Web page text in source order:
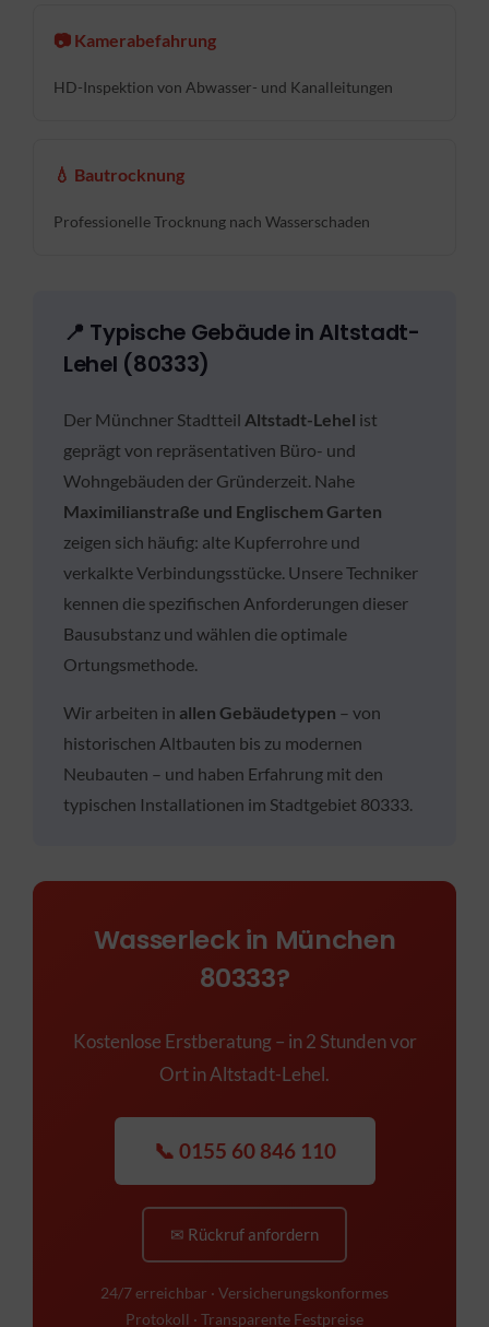
📷 Kamerabefahrung
HD-Inspektion von Abwasser- und Kanalleitungen
💧 Bautrocknung
Professionelle Trocknung nach Wasserschaden
📍 Typische Gebäude in Altstadt-
Lehel (80333)
Der Münchner Stadtteil Altstadt-Lehel ist
geprägt von repräsentativen Büro- und
Wohngebäuden der Gründerzeit. Nahe
Maximilianstraße und Englischem Garten
zeigen sich häufig: alte Kupferrohre und
verkalkte Verbindungsstücke. Unsere Techniker
kennen die spezifischen Anforderungen dieser
Bausubstanz und wählen die optimale
Ortungsmethode.
Wir arbeiten in allen Gebäudetypen – von
historischen Altbauten bis zu modernen
Neubauten – und haben Erfahrung mit den
typischen Installationen im Stadtgebiet 80333.
Wasserleck in München
80333?
Kostenlose Erstberatung – in 2 Stunden vor
Ort in Altstadt-Lehel.
📞 0155 60 846 110
✉ Rückruf anfordern
24/7 erreichbar · Versicherungskonformes
Protokoll · Transparente Festpreise